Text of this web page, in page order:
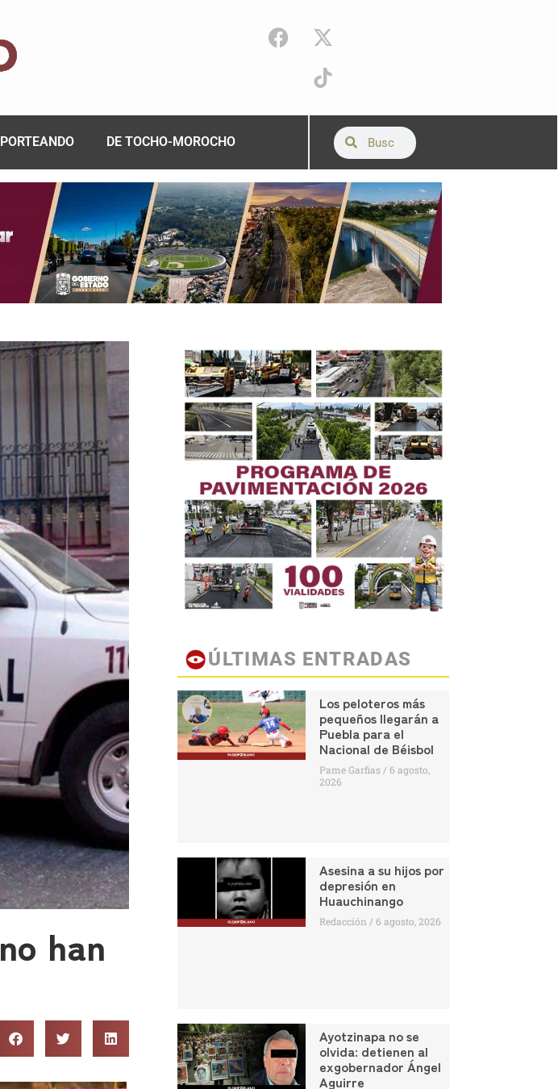
DE TOCHO-MOROCHO
han
ÚLTIMAS ENTRADAS
Los peloteros más
pequeños llegarán a
Puebla para el
Nacional de Béisbol
Pame Garfias
6 agosto,
2026
Asesina a su hijos por
depresión en
Huauchinango
Redacción 6 agosto, 2026
Ayotzinapa no se
olvida: detienen al
exgobernador Ángel
Aguirre